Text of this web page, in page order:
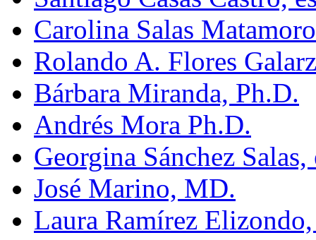
Carolina Salas
Rolando A. Flores
Bárbara Miranda, Ph.D.
Andrés Mora Ph.D.
Georgina Sánchez
José Marino, MD.
Laura Ramírez